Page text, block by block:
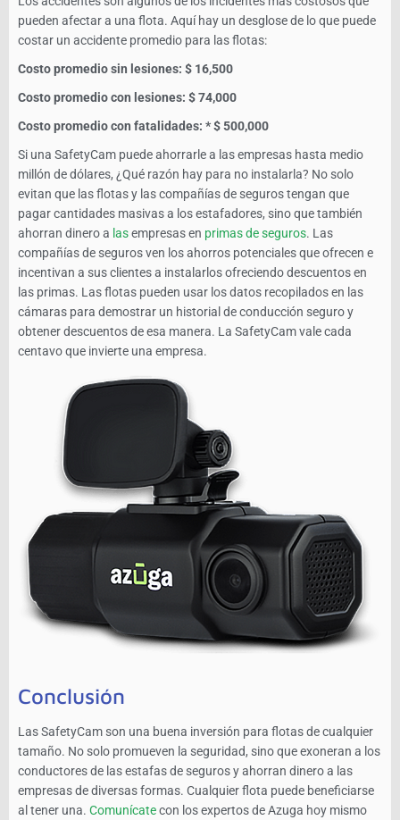
pueden afectar a una flota. Aquí hay un desglose de lo que puede
costar un accidente promedio para las flotas:
Costo promedio sin lesiones: $ 16,500
Costo promedio con lesiones: $ 74,000
Costo promedio con fatalidades: * $ 500,000
Si una SafetyCam puede ahorrarle a las empresas hasta medio
millón de dólares, ¿Qué razón hay para no instalarla? No solo
evitan que las flotas y las compañías de seguros tengan que
pagar cantidades masivas a los estafadores, sino que también
ahorran dinero a lasempresas en primas de seguros. Las
compañías de seguros ven los ahorros potenciales que ofrecen e
incentivan a sus clientes a instalarlos ofreciendo descuentos en
las primas. Las flotas pueden usar los datos recopilados en las
cámaras para demostrar un historial de conducción seguro y
obtener descuentos de esa manera. La SafetyCam vale cada
centavo que invierte una empresa.
Conclusión
Las SafetyCam son una buena inversión para flotas de cualquier
tamaño. No solo promueven la seguridad, sino que exoneran a los
conductores de las estafas de seguros y ahorran dinero a las
empresas de diversas formas. Cualquier flota puede beneficiarse
al tener una. Comunícatecon los expertos de Azuga hoy mismo